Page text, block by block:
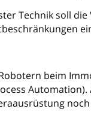
Technik soll
beim